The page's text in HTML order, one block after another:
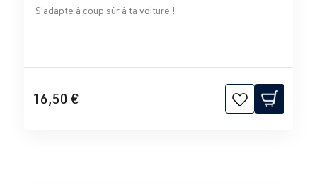
S'adapte à coup sûr à ta voiture !
16,50 €